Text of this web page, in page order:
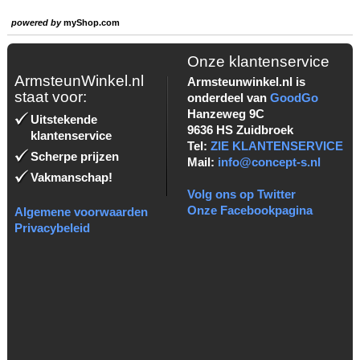
powered bymyShop.com
ArmsteunWinkel.nl
staat voor:
Uitstekende
klantenservice
Scherpe prijzen
Vakmanschap!
Algemene voorwaarden
Privacybeleid
Onze klantenservice
Armsteunwinkel.nl is
onderdeel van GoodGo
Hanzeweg 9C
9636 HS Zuidbroek
Tel: ZIE KLANTENSERVICE
Mail: info@concept-s.nl
Volg ons op Twitter
Onze Facebookpagina